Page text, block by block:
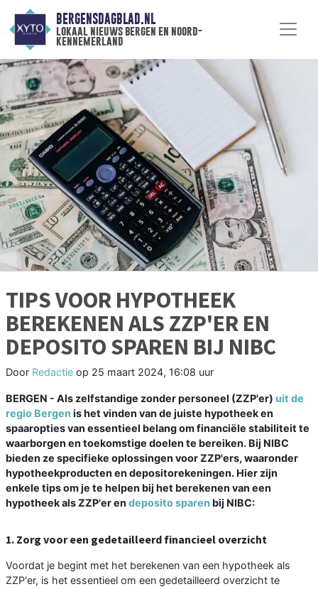
BERGENSDAGBLAD.NL
lokaal nieuws bergen en noord-
kennemerland
TIPS VOOR HYPOTHEEK
BEREKENEN ALS ZZP'ER EN
DEPOSITO SPAREN BIJ NIBC
Door Redactie op 25 maart 2024, 16:08 uur
BERGEN - Als zelfstandige zonder personeel (ZZP'er) uit de
regio Bergen is het vinden van de juiste hypotheek en
spaaropties van essentieel belang om financiële stabiliteit te
waarborgen en toekomstige doelen te bereiken. Bij NIBC
bieden ze specifieke oplossingen voor ZZP'ers, waaronder
hypotheekproducten en depositorekeningen. Hier zijn
enkele tips om je te helpen bij het berekenen van een
hypotheek als ZZP'er en deposito sparen bij NIBC:
1. Zorg voor een gedetailleerd financieel overzicht
Voordat je begint met het berekenen van een hypotheek als
ZZP'er, is het essentieel om een gedetailleerd overzicht te